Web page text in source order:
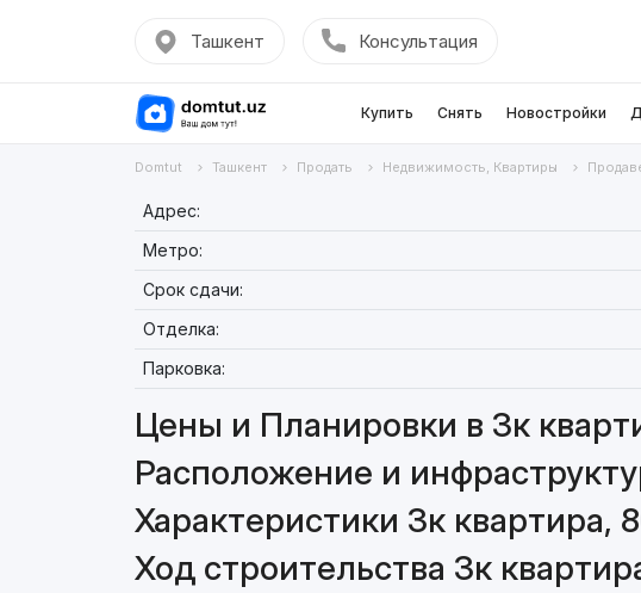
Ташкент Консультация
Купить Снять Новостройки
Domtut Ташкент Продать Недвижимость, Квартиры
Адрес:
Метро:
Срок сдачи:
Отделка:
Парковка:
Цены и Планировки в 3к
Расположение и
Характеристики 3к квартира,
Ход строительства 3к